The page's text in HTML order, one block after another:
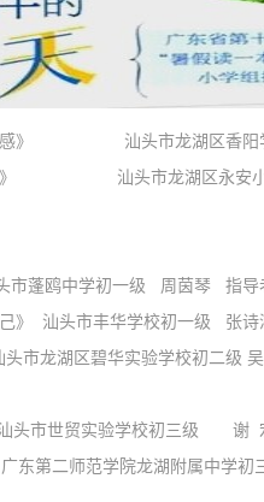
后感》 汕头市龙湖区香阳
开》 汕头市龙湖区永安
学初一级 周茵琴 指导老
》 汕头市丰华学校初一级 张诗
龙湖区碧华实验学校初二级 吴
世贸实验学校初三级 谢 宏
第二师范学院龙湖附属中学初